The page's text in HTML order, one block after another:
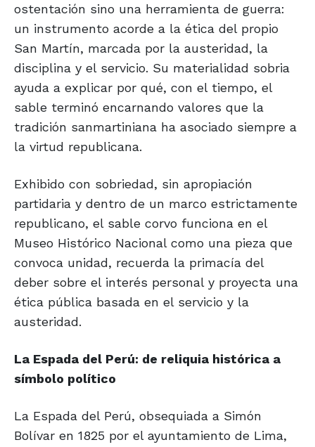
ostentación sino una herramienta de guerra:
un instrumento acorde a la ética del propio
San Martín, marcada por la austeridad, la
disciplina y el servicio. Su materialidad sobria
ayuda a explicar por qué, con el tiempo, el
sable terminó encarnando valores que la
tradición sanmartiniana ha asociado siempre a
la virtud republicana.
Exhibido con sobriedad, sin apropiación
partidaria y dentro de un marco estrictamente
republicano, el sable corvo funciona en el
Museo Histórico Nacional como una pieza que
convoca unidad, recuerda la primacía del
deber sobre el interés personal y proyecta una
ética pública basada en el servicio y la
austeridad.
La Espada del Perú: de reliquia histórica a
símbolo político
La Espada del Perú, obsequiada a Simón
Bolívar en 1825 por el ayuntamiento de Lima,